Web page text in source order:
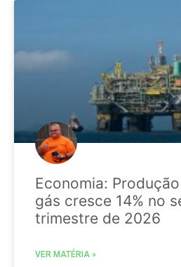
Economia:
gás cresce 14% no
trimestre de 2026
VER MATÉRIA »